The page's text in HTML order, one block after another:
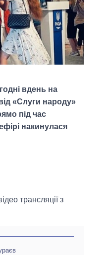
вдень на
«Слуги народу»
під час
накинулася
трансляції з